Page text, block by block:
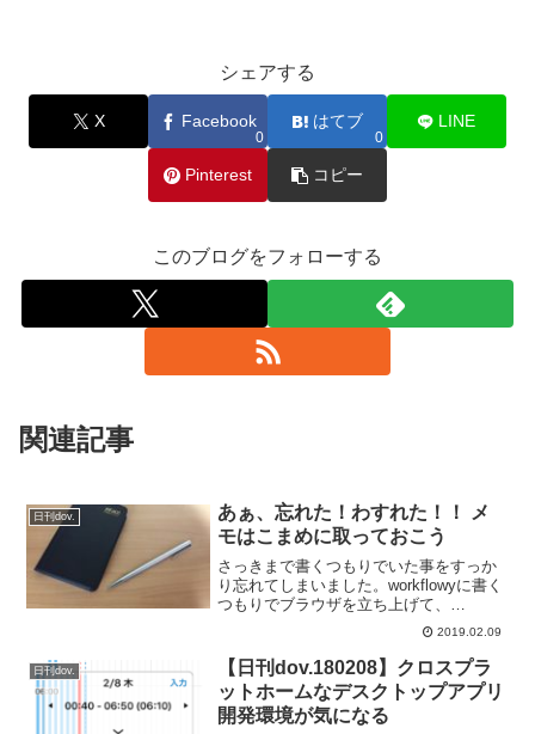
シェアする
X Facebook
0
はてブ
0
LINE
Pinterest コピー
このブログをフォローする
関連記事
日刊dov.
あぁ、忘れた！わすれた！！ メ
モはこまめに取っておこう
さっきまで書くつもりでいた事をすっか
り忘れてしまいました。workflowyに書く
つもりでブラウザを立ち上げて、
workflowyが開く間に気になったことがあ
って、それを調べはじめちゃったらしっ
かり書くつもりでいたことを忘れてしま
って。こん...
2019.02.09
日刊dov.
【日刊dov.180208】クロスプラ
ットホームなデスクトップアプリ
開発環境が気になる